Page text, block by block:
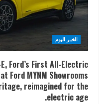
الخبر اليوم
Ford’s First All-Electric
Ford MYNM Showrooms
reimagined for the
electric age.